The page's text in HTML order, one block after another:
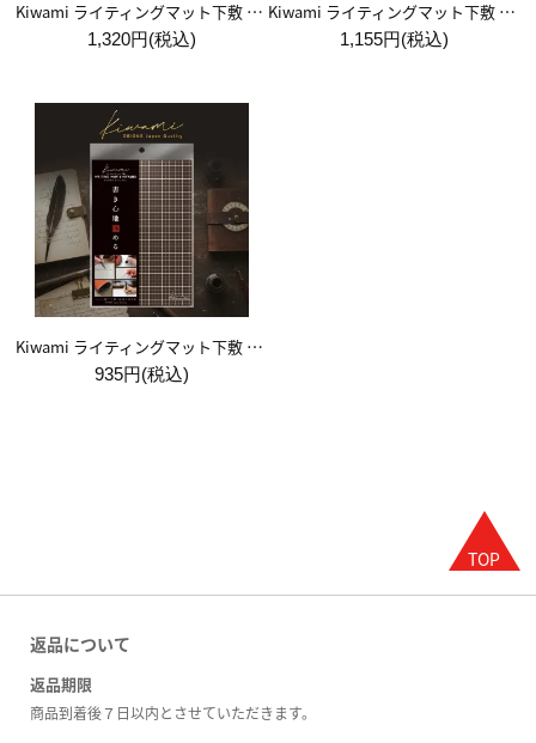
Kiwami ライティングマット下敷 A4+【ブラウン&キャメル】
1,320円(税込)
Kiwami ライティングマット下敷 B5+【ブラウン&キャメル】
1,155円(税込)
Kiwami ライティングマット下敷 A5【ブラウン&キャメル】
935円(税込)
返品について
返品期限
商品到着後７日以内とさせていただきます。